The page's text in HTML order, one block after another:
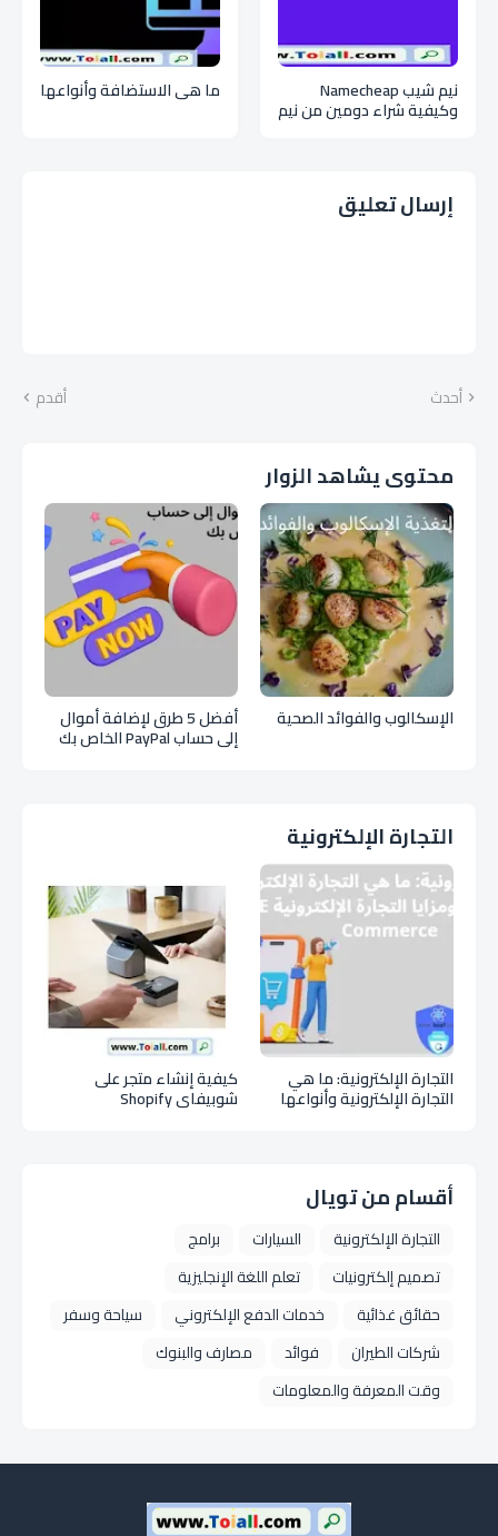
نيم شيب Namecheap
وكيفية شراء دومين من نيم
شيب
ما هي الاستضافة وأنواعها
إرسال تعليق
أحدث أقدم
محتوى يشاهد الزوار
الإسكالوب والفوائد الصحية أفضل 5 طرق لإضافة أموال
إلى حساب PayPal الخاص بك
التجارة الإلكترونية
التجارة الإلكترونية: ما هي
التجارة الإلكترونية وأنواعها
ومزايا التجارة الإلكترونية E
كيفية إنشاء متجر على
شوبيفاي Shopify
أقسام من تويال
التجارة الإلكترونية السيارات
برامج
تصميم إلكترونيات
تعلم اللغة الإنجليزية
حقائق غذائية
خدمات الدفع الإلكتروني
سياحة وسفر
شركات الطيران
فوائد
مصارف والبنوك
وقت المعرفة والمعلومات